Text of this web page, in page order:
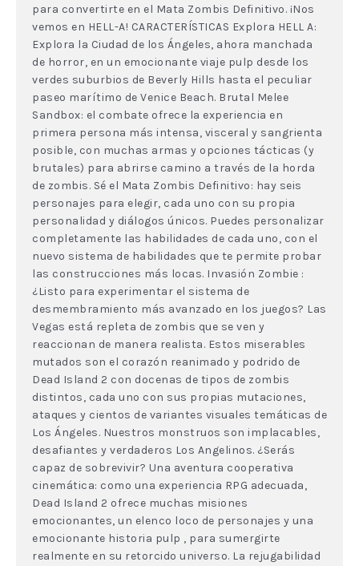
para convertirte en el Mata Zombis Definitivo. ¡Nos
vemos en HELL-A! CARACTERÍSTICAS Explora HELL A:
Explora la Ciudad de los Ángeles, ahora manchada
de horror, en un emocionante viaje pulp desde los
verdes suburbios de Beverly Hills hasta el peculiar
paseo marítimo de Venice Beach. Brutal Melee
Sandbox: el combate ofrece la experiencia en
primera persona más intensa, visceral y sangrienta
posible, con muchas armas y opciones tácticas (y
brutales) para abrirse camino a través de la horda
de zombis. Sé el Mata Zombis Definitivo: hay seis
personajes para elegir, cada uno con su propia
personalidad y diálogos únicos. Puedes personalizar
completamente las habilidades de cada uno, con el
nuevo sistema de habilidades que te permite probar
las construcciones más locas. Invasión Zombie :
¿Listo para experimentar el sistema de
desmembramiento más avanzado en los juegos? Las
Vegas está repleta de zombis que se ven y
reaccionan de manera realista. Estos miserables
mutados son el corazón reanimado y podrido de
Dead Island 2 con docenas de tipos de zombis
distintos, cada uno con sus propias mutaciones,
ataques y cientos de variantes visuales temáticas de
Los Ángeles. Nuestros monstruos son implacables,
desafiantes y verdaderos Los Angelinos. ¿Serás
capaz de sobrevivir? Una aventura cooperativa
cinemática: como una experiencia RPG adecuada,
Dead Island 2 ofrece muchas misiones
emocionantes, un elenco loco de personajes y una
emocionante historia pulp , para sumergirte
realmente en su retorcido universo. La rejugabilidad